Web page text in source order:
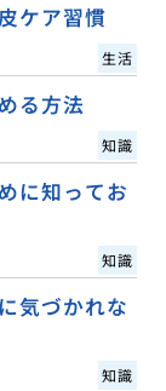
ケア習慣
生活
る方法
知識
に知ってお
知識
気づかれな
知識